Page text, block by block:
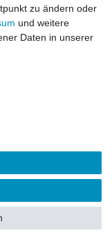
zu ändern oder
und weitere
Daten in unserer